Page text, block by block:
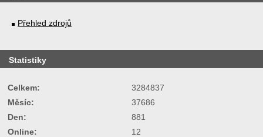
Přehled zdrojů
Statistiky
Online: 12
Celkem:
3284837
Měsíc:
37686
Den:
881